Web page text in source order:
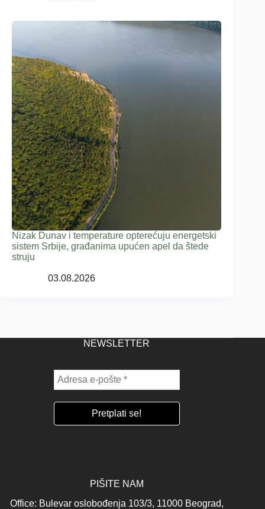
Nizak Dunav i temperature opterećuju energetski
sistem Srbije, građanima upućen apel da štede
struju
03.08.2026
NEWSLETTER
PIŠITE NAM
Office: Bulevar oslobođenja 103/3, 11000 Beograd,